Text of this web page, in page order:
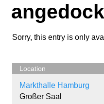
Sorry, this entry is only
Location
Markthalle Hamburg
Großer Saal